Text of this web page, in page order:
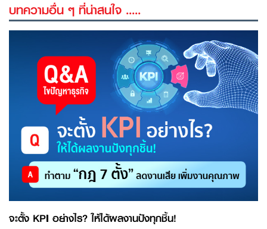
บทความอื่น ๆ ที่น่าสนใจ .....
จะตั้ง KPI อย่างไร? ให้ได้ผลงานปังทุกชิ้น!